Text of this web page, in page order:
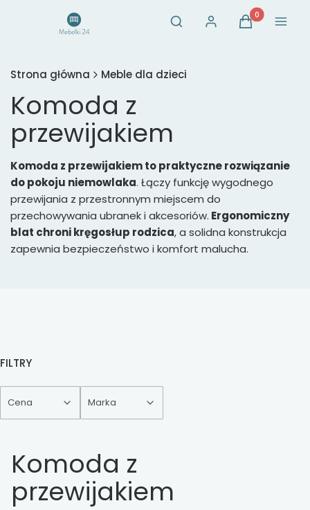
Otwórz wyszukiwarkę
Szukaj Zaloguj sięProdukty w
Koszyk Menu
Strona główna Meble dla dzieci
Komoda z
przewijakiem
Komoda z przewijakiem to praktyczne rozwiązanie
do pokoju niemowlaka. Łączy funkcję wygodnego
przewijania z przestronnym miejscem do
przechowywania ubranek i akcesoriów. Ergonomiczny
blat chroni kręgosłup rodzica, a solidna konstrukcja
zapewnia bezpieczeństwo i komfort malucha.
FILTRY
Cena Marka
Komoda z
przewijakiem